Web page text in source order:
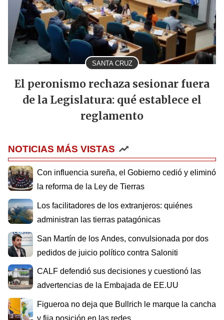
SANTA CRUZ
El peronismo rechaza sesionar fuera
de la Legislatura: qué establece el
reglamento
NOTICIAS MÁS VISTAS
Con influencia sureña, el Gobierno cedió y eliminó
la reforma de la Ley de Tierras
Los facilitadores de los extranjeros: quiénes
administran las tierras patagónicas
San Martín de los Andes, convulsionada por dos
pedidos de juicio político contra Saloniti
CALF defendió sus decisiones y cuestionó las
advertencias de la Embajada de EE.UU
Figueroa no deja que Bullrich le marque la cancha
y fija posición en las redes